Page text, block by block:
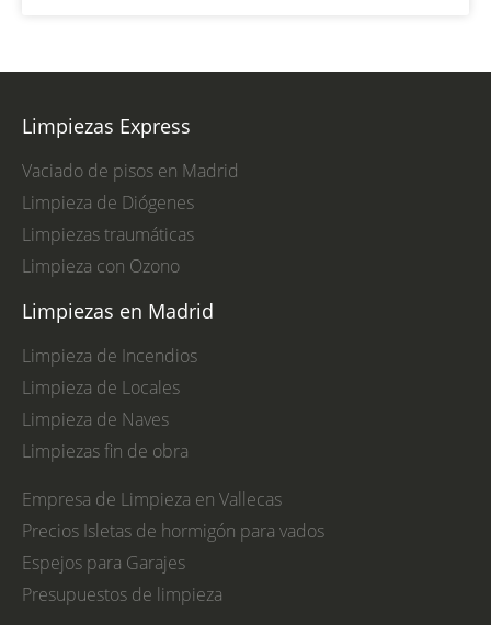
Limpiezas Express
Vaciado de pisos en Madrid
Limpieza de Diógenes
Limpiezas traumáticas
Limpieza con Ozono
Limpiezas en Madrid
Limpieza de Incendios
Limpieza de Locales
Limpieza de Naves
Limpiezas fin de obra
Empresa de Limpieza en Vallecas
Precios Isletas de hormigón para vados
Espejos para Garajes
Presupuestos de limpieza